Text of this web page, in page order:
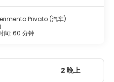
Privato (汽车)
间: 60 分钟
2 晚上